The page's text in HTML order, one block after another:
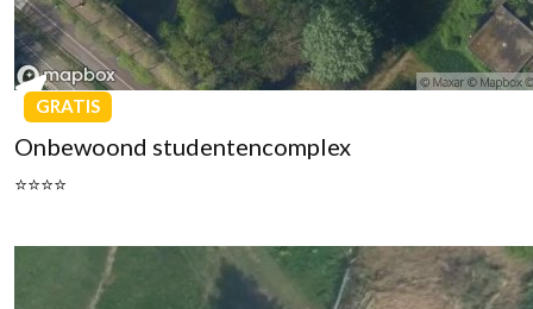
GRATIS
Onbewoond studentencomplex
⭐⭐⭐⭐